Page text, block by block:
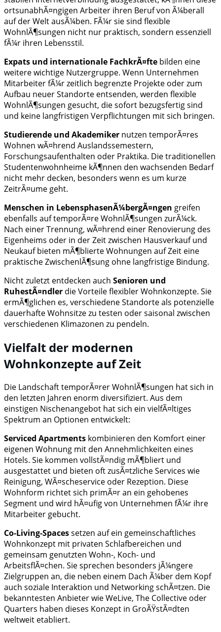
ortsunabhÃ¤ngigen Arbeiter ihren Beruf von Ã¼berall
auf der Welt ausÃ¼ben. FÃ¼r sie sind flexible
WohnlÃ¶sungen nicht nur praktisch, sondern essenziell
fÃ¼r ihren Lebensstil.
Expats und internationale FachkrÃ¤fte bilden eine
weitere wichtige Nutzergruppe. Wenn Unternehmen
Mitarbeiter fÃ¼r zeitlich begrenzte Projekte oder zum
Aufbau neuer Standorte entsenden, werden flexible
WohnlÃ¶sungen gesucht, die sofort bezugsfertig sind
und keine langfristigen Verpflichtungen mit sich bringen.
Studierende und Akademiker nutzen temporÃ¤res
Wohnen wÃ¤hrend Auslandssemestern,
Forschungsaufenthalten oder Praktika. Die traditionellen
Studentenwohnheime kÃ¶nnen den wachsenden Bedarf
nicht mehr decken, besonders wenn es um kurze
ZeitrÃ¤ume geht.
Menschen in LebensphasenÃ¼bergÃ¤ngen greifen
ebenfalls auf temporÃ¤re WohnlÃ¶sungen zurÃ¼ck.
Nach einer Trennung, wÃ¤hrend einer Renovierung des
Eigenheims oder in der Zeit zwischen Hausverkauf und
Neukauf bieten mÃ¶blierte Wohnungen auf Zeit eine
praktische ZwischenlÃ¶sung ohne langfristige Bindung.
Nicht zuletzt entdecken auch Senioren und
RuhestÃ¤ndler die Vorteile flexibler Wohnkonzepte. Sie
ermÃ¶glichen es, verschiedene Standorte als potenzielle
dauerhafte Wohnsitze zu testen oder saisonal zwischen
verschiedenen Klimazonen zu pendeln.
Vielfalt der modernen
Wohnkonzepte auf Zeit
Die Landschaft temporÃ¤rer WohnlÃ¶sungen hat sich in
den letzten Jahren enorm diversifiziert. Aus dem
einstigen Nischenangebot hat sich ein vielfÃ¤ltiges
Spektrum an Optionen entwickelt:
Serviced Apartments kombinieren den Komfort einer
eigenen Wohnung mit den Annehmlichkeiten eines
Hotels. Sie kommen vollstÃ¤ndig mÃ¶bliert und
ausgestattet und bieten oft zusÃ¤tzliche Services wie
Reinigung, WÃ¤scheservice oder Rezeption. Diese
Wohnform richtet sich primÃ¤r an ein gehobenes
Segment und wird hÃ¤ufig von Unternehmen fÃ¼r ihre
Mitarbeiter gebucht.
Co-Living-Spacessetzen auf ein gemeinschaftliches
Wohnkonzept mit privaten Schlafbereichen und
gemeinsam genutzten Wohn-, Koch- und
ArbeitsflÃ¤chen. Sie sprechen besonders jÃ¼ngere
Zielgruppen an, die neben einem Dach Ã¼ber dem Kopf
auch soziale Interaktion und Networking schÃ¤tzen. Die
bekanntesten Anbieter wie WeLive, The Collective oder
Quarters haben dieses Konzept in GroÃŸstÃ¤dten
weltweit etabliert.